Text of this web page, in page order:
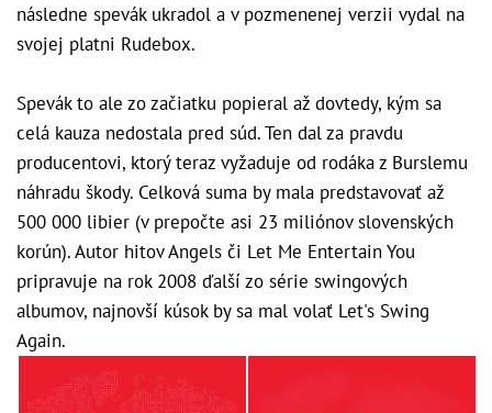
následne spevák ukradol a v pozmenenej verzii vydal na
svojej platni Rudebox.
Spevák to ale zo začiatku popieral až dovtedy, kým sa
celá kauza nedostala pred súd. Ten dal za pravdu
producentovi, ktorý teraz vyžaduje od rodáka z Burslemu
náhradu škody. Celková suma by mala predstavovať až
500 000 libier (v prepočte asi 23 miliónov slovenských
korún). Autor hitov Angels či Let Me Entertain You
pripravuje na rok 2008 ďalší zo série swingových
albumov, najnovší kúsok by sa mal volať Let's Swing
Again.